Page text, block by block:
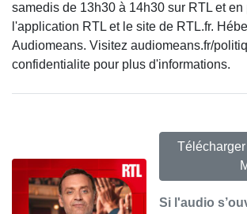
samedis de 13h30 à 14h30 sur RTL et en
l'application RTL et le site de RTL.fr.
Audiomeans. Visitez audiomeans.fr/
confidentialite pour plus d'informations.
Si l'audio